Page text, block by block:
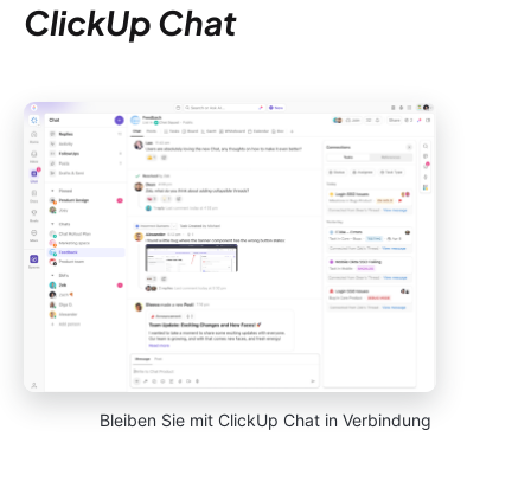
ClickUp Chat
Bleiben Sie mit ClickUp Chat in Verbindung